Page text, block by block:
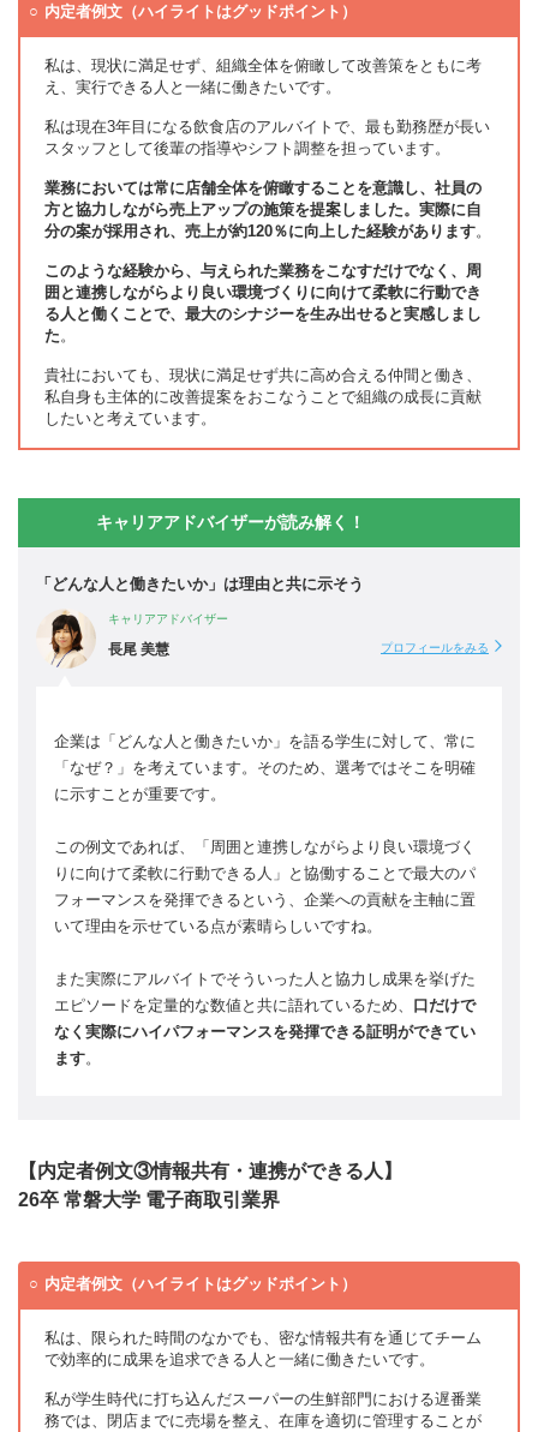
内定者例文（ハイライトはグッドポイント）
私は、現状に満足せず、組織全体を俯瞰して改善策をともに考
え、実行できる人と一緒に働きたいです。
私は現在3年目になる飲食店のアルバイトで、最も勤務歴が長い
スタッフとして後輩の指導やシフト調整を担っています。
業務においては常に店舗全体を俯瞰することを意識し、社員の
方と協力しながら売上アップの施策を提案しました。実際に自
分の案が採用され、売上が約120％に向上した経験があります。
このような経験から、与えられた業務をこなすだけでなく、周
囲と連携しながらより良い環境づくりに向けて柔軟に行動でき
る人と働くことで、最大のシナジーを生み出せると実感しまし
た。
貴社においても、現状に満足せず共に高め合える仲間と働き、
私自身も主体的に改善提案をおこなうことで組織の成長に貢献
したいと考えています。
キャリアアドバイザーが読み解く！
「どんな人と働きたいか」は理由と共に示そう
キャリアアドバイザー
長尾 美慧 プロフィールをみる
企業は「どんな人と働きたいか」を語る学生に対して、常に
「なぜ？」を考えています。そのため、選考ではそこを明確
に示すことが重要です。
この例文であれば、「周囲と連携しながらより良い環境づく
りに向けて柔軟に行動できる人」と協働することで最大のパ
フォーマンスを発揮できるという、企業への貢献を主軸に置
いて理由を示せている点が素晴らしいですね。
また実際にアルバイトでそういった人と協力し成果を挙げた
エピソードを定量的な数値と共に語れているため、 口だけで
なく実際にハイパフォーマンスを発揮できる証明ができてい
ます。
【内定者例文③情報共有・連携ができる人】
26卒 常磐大学 電子商取引業界
内定者例文（ハイライトはグッドポイント）
私は、限られた時間のなかでも、密な情報共有を通じてチーム
で効率的に成果を追求できる人と一緒に働きたいです。
私が学生時代に打ち込んだスーパーの生鮮部門における遅番業
務では、閉店までに売場を整え、在庫を適切に管理することが